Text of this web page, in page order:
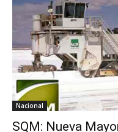
Nacional
SQM: Nueva